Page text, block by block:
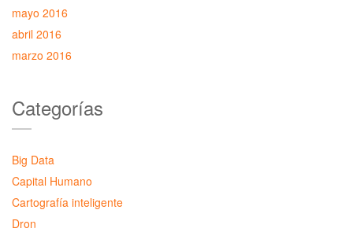
mayo 2016
abril 2016
marzo 2016
Categorías
Big Data
Capital Humano
Cartografía inteligente
Dron